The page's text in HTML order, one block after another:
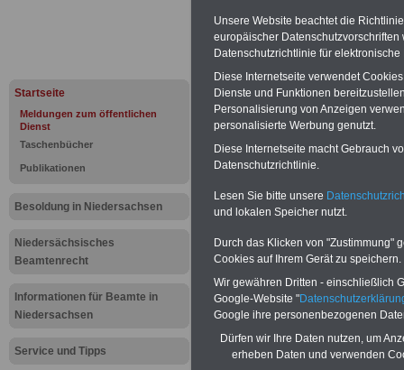
Startseite
Meldungen zum öffentlichen
Dienst
Taschenbücher
Publikationen
Besoldung in Niedersachsen
Niedersächsisches
Beamtenrecht
Informationen für Beamte in
Niedersachsen
Service und Tipps
(Beamte &
geben (Medienberichten
mind.3.000 und 13.000
hierzu eine Broschüre
des Gesetzentwurfs der
(wahrscheinlich im
Broschüre.
Meldung
sollte
BEHÖRDEN-ABO
mit 3 Ratgebern
22,50 Euro: Wissenswertes für
Unsere Website beachtet die
europäischer
Datenschutzrichtlinie für
Diese Internetseite verwendet
Dienste und Funktionen
Personalisierung von Anzeigen
personalisierte Werbung genutzt.
Diese Internetseite macht Gebrauch
Datenschutzrichtlinie.
Lesen Sie bitte unsere
und lokalen Speicher nutzt.
Durch das Klicken von "Zustimmung"
Cookies auf Ihrem Gerät zu speichern.
Wir gewähren Dritten - einschließlich
Google-Website "
Google ihre personenbezogenen
Dürfen wir Ihre Daten nutzen, um
erheben Daten und verwenden